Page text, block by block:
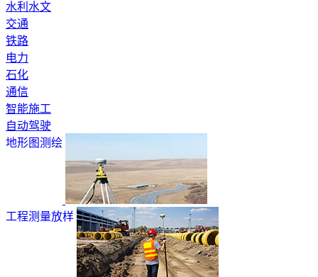
水利水文
交通
铁路
电力
石化
通信
智能施工
自动驾驶
地形图测绘
工程测量放样